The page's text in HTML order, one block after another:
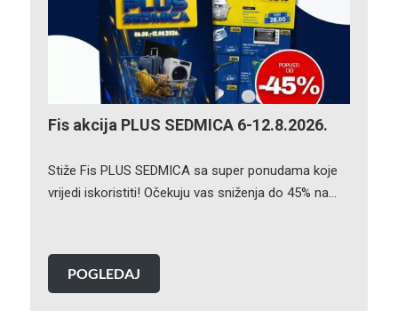
Fis akcija PLUS SEDMICA 6-12.8.2026.
Stiže Fis PLUS SEDMICA sa super ponudama koje
vrijedi iskoristiti! Očekuju vas sniženja do 45% na…
POGLEDAJ